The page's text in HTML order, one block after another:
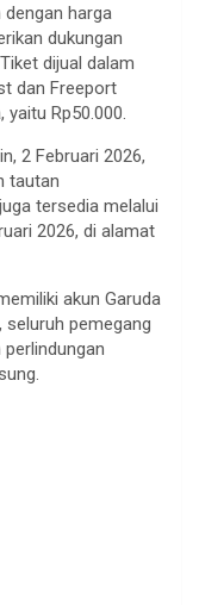
harga
dukungan
dijual dalam
dan Freeport
yaitu Rp50.000.
2 Februari 2026,
tautan
tersedia melalui
2026, di alamat
akun Garuda
seluruh pemegang